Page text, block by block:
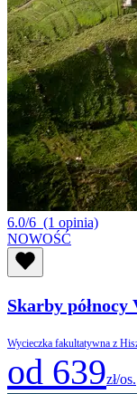
6.0/6 (1 opinia)
NOWOŚĆ
Skarby
Wycieczka fakultatywna z
od 639zł/os.